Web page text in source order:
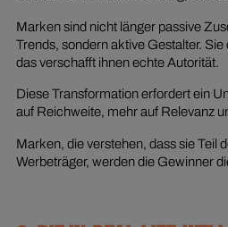
Marken sind nicht länger passive
Trends, sondern aktive Gestalter.
das verschafft ihnen echte Autorität.
Diese Transformation erfordert ein
auf Reichweite, mehr auf Relevanz
Marken, die verstehen, dass sie Teil
Werbeträger, werden die Gewinner